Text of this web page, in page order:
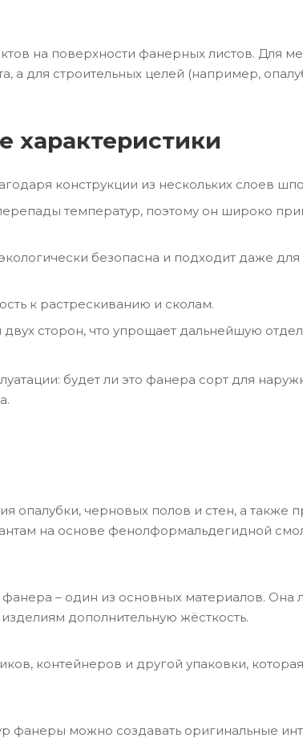
на поверхности фанерных листов. Для
для строительных целей (например,
характеристики
конструкции из нескольких слоев
температур, поэтому он широко
безопасна и подходит даже для
к растрескиванию и сколам.
сторон, что упрощает дальнейшую
будет ли это фанера сорт для
опалубки, черновых полов и стен, а также
на основе фенолформальдегидной
– один из основных материалов. Она
дополнительную жёсткость.
контейнеров и другой упаковки,
фанеры можно создавать оригинальные